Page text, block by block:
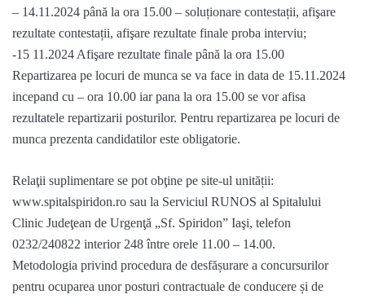
– 14.11.2024 până la ora 15.00 – soluționare contestații, afişare
rezultate contestații, afişare rezultate finale proba interviu;
-15 11.2024 Afişare rezultate finale până la ora 15.00
Repartizarea pe locuri de munca se va face in data de 15.11.2024
incepand cu – ora 10.00 iar pana la ora 15.00 se vor afisa
rezultatele repartizarii posturilor. Pentru repartizarea pe locuri de
munca prezenta candidatilor este obligatorie.
Relaţii suplimentare se pot obţine pe site-ul unității:
www.spitalspiridon.ro sau la Serviciul RUNOS al Spitalului
Clinic Judeţean de Urgenţă „Sf. Spiridon” Iaşi, telefon
0232/240822 interior 248 între orele 11.00 – 14.00.
Metodologia privind procedura de desfășurare a concursurilor
pentru ocuparea unor posturi contractuale de conducere și de